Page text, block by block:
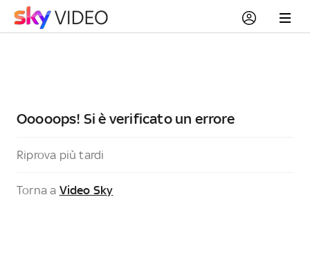
Ooooops! Si è verificato un errore
Riprova più tardi
Torna a Video Sky